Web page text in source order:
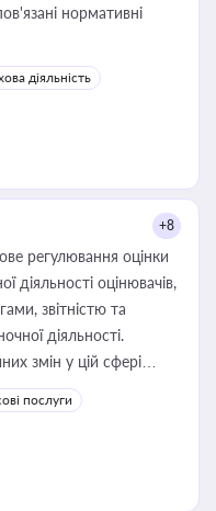
нормативні
діяльність
+8
регулювання оцінки
діяльності оцінювачів,
звітністю та
діяльності.
змін у цій сфері
юриста або
оренди
і перевірки
послуги